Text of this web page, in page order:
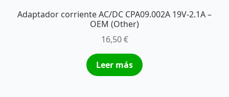
Adaptador corriente AC/DC CPA09.002A 19V-2.1A –
OEM (Other)
16,50€
Leer más